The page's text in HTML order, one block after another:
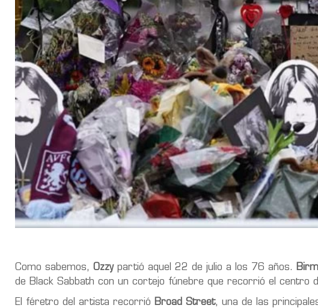
Como sabemos, Ozzypartió aquel 22 de julio a los 76 años.
de Black Sabbath con un cortejo fúnebre que recorrió el centro
El féretro del artista recorrió Broad Street, una de las